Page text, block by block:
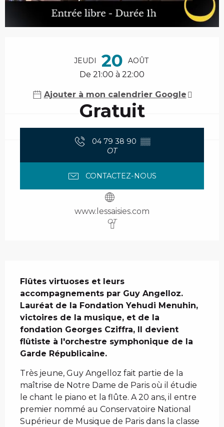
JEUDI 20 AOÛT
De 21:00 à 22:00
Ajouter à mon calendrier Google
Gratuit
04 79 38 90 ▒▒
OT
CONTACTEZ-NOUS
www.lessaisies.com
OT
Flûtes virtuoses et leurs
accompagnements par Guy Angelloz.
Lauréat de la Fondation Yehudi Menuhin,
victoires de la musique, et de la
fondation Georges Cziffra, Il devient
flûtiste à l'orchestre symphonique de la
Garde Républicaine.
Très jeune, Guy Angelloz fait partie de la
maîtrise de Notre Dame de Paris où il étudie
le chant le piano et la flûte. A 20 ans, il entre
premier nommé au Conservatoire National
Supérieur de Musique de Paris dans la classe